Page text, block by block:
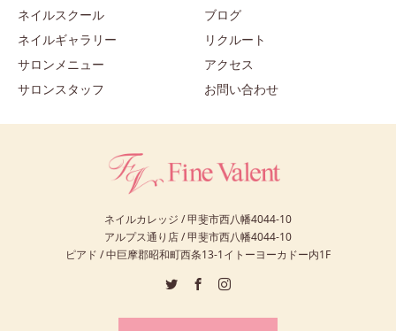
ネイルスクール
ネイルギャラリー
サロンメニュー
サロンスタッフ
ブログ
リクルート
アクセス
お問い合わせ
ネイルカレッジ / 甲斐市西八幡4044-10
アルプス通り店 / 甲斐市西八幡4044-10
ピアド / 中巨摩郡昭和町西条13-1イトーヨーカドー内1F